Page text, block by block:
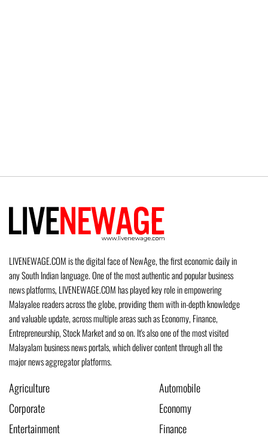
LIVENEWAGE.COM is the digital face of NewAge, the first economic daily in
any South Indian language. One of the most authentic and popular business
news platforms, LIVENEWAGE.COM has played key role in empowering
Malayalee readers across the globe, providing them with in-depth knowledge
and valuable update, across multiple areas such as Economy, Finance,
Entrepreneurship, Stock Market and so on. It's also one of the most visited
Malayalam business news portals, which deliver content through all the
major news aggregator platforms.
Agriculture
Automobile
Corporate
Economy
Entertainment
Finance